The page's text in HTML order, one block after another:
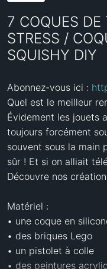
7 COQUES
STRESS /
SQUISHY DIY
Abonnez-vous ici :
Quel est le meilleur
Évidement les jouets
toujours forcément
souvent sous la main
sûr ! Et si on alliait
Découvre nos
Matériel :
• une coque en
• des briques Lego
• un pistolet à colle
• des peintures